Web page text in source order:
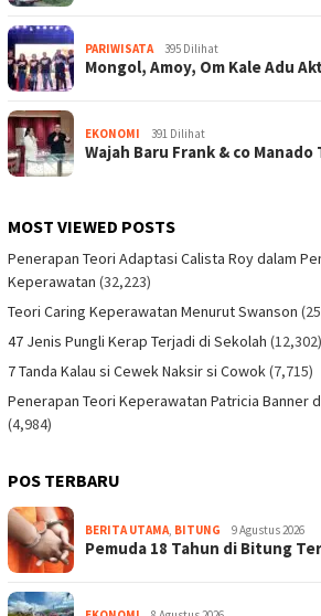
PARIWISATA 395 Dilihat
Mongol, Amoy, Om Kale Adu
EKONOMI 391 Dilihat
Wajah Baru Frank & co
MOST VIEWED POSTS
Penerapan Teori Adaptasi Calista Roy dalam
Keperawatan (32,223)
Teori Caring Keperawatan Menurut Swanson
47 Jenis Pungli Kerap Terjadi di Sekolah (12,302)
7 Tanda Kalau si Cewek Naksir si Cowok(7,715)
Penerapan Teori Keperawatan Patricia Banner
(4,984)
POS TERBARU
BERITA UTAMA, BITUNG 9 Agustus 2026
Pemuda 18 Tahun di Bitung